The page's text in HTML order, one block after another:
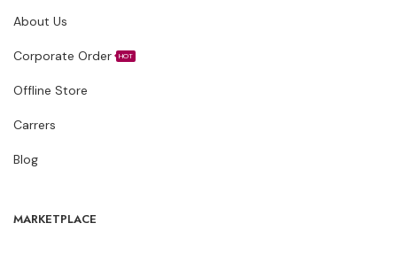
About Us
Corporate Order HOT
Offline Store
Carrers
Blog
MARKETPLACE